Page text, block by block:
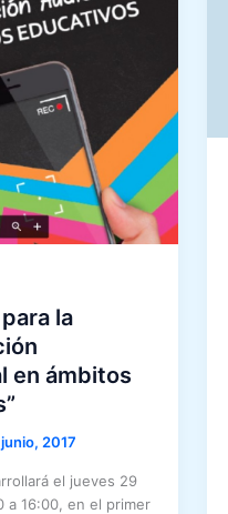
la
en ámbitos
2017
el jueves 29
a 16:00, en el primer